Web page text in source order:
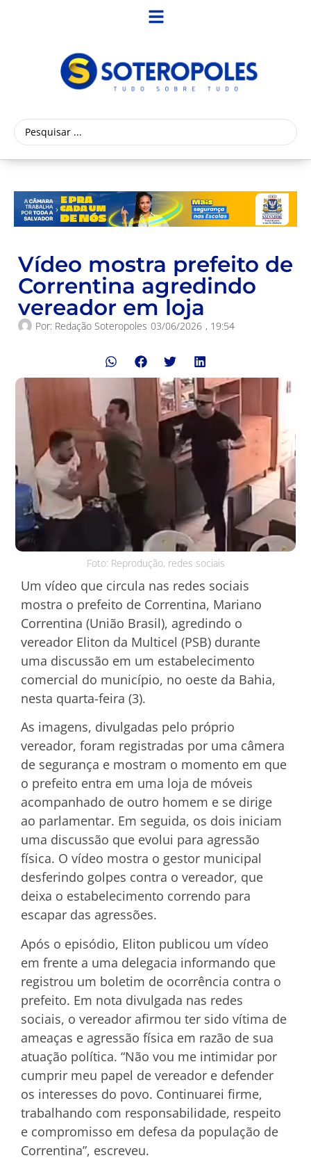
Vídeo mostra prefeito de
Correntina agredindo
vereador em loja
Por: Redação Soteropoles 03/06/2026 , 19:54
Foto: Reprodução, redes sociais
Um vídeo que circula nas redes sociais
mostra o prefeito de Correntina, Mariano
Correntina (União Brasil), agredindo o
vereador Eliton da Multicel (PSB) durante
uma discussão em um estabelecimento
comercial do município, no oeste da Bahia,
nesta quarta-feira (3).
As imagens, divulgadas pelo próprio
vereador, foram registradas por uma câmera
de segurança e mostram o momento em que
o prefeito entra em uma loja de móveis
acompanhado de outro homem e se dirige
ao parlamentar. Em seguida, os dois iniciam
uma discussão que evolui para agressão
física. O vídeo mostra o gestor municipal
desferindo golpes contra o vereador, que
deixa o estabelecimento correndo para
escapar das agressões.
Após o episódio, Eliton publicou um vídeo
em frente a uma delegacia informando que
registrou um boletim de ocorrência contra o
prefeito. Em nota divulgada nas redes
sociais, o vereador afirmou ter sido vítima de
ameaças e agressão física em razão de sua
atuação política. “Não vou me intimidar por
cumprir meu papel de vereador e defender
os interesses do povo. Continuarei firme,
trabalhando com responsabilidade, respeito
e compromisso em defesa da população de
Correntina”, escreveu.